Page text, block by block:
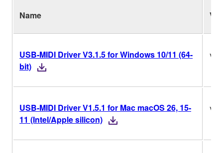
Name Ver.
USB-MIDI Driver V3.1.5 for Windows 10/11 (64-
bit)
USB-MIDI Driver V1.5.1 for Mac macOS 26, 15-
11 (Intel/Apple silicon)